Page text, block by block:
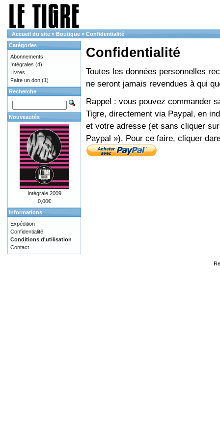
Accueil du site » Boutique » Confidentialité
Confidentialité
Toutes les données personnelles
ne seront jamais revendues à qui
Rappel : vous pouvez commander
Tigre, directement via Paypal, en
et votre adresse (et sans cliquer
Paypal »). Pour ce faire, cliquer
Catégories
Abonnements
Intégrales (4)
Livres
Faire un don (1)
Recherche
Nouveautés
Intégrale 2009
0,00€
Informations
Expédition
Confidentialité
Conditions d'utilisation
Contact